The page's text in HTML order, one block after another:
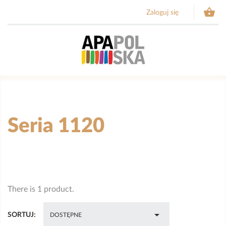
Zaloguj się 
Seria 1120
There is 1 product.
SORTUJ: DOSTĘPNE 